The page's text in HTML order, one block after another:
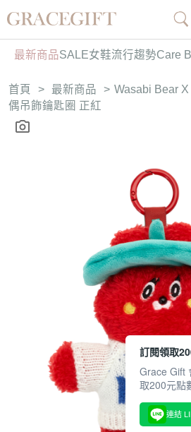
最新商品SALE女鞋流行趨勢Care
首頁 > 最新商品 > Wasabi Bear
偶吊飾鑰匙圈 正紅
訂閱領取
Grace Gift
取200元點
連結